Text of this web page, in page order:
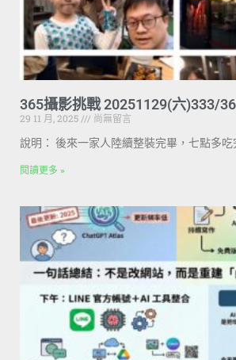
365攝影挑戰 20251129(六)333/
29 11 月, 2025
尚無留言
說明： 後來一家人陸續整裝完畢，七點多
閱讀更多 »